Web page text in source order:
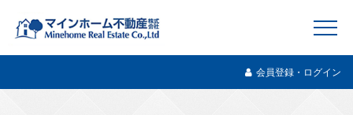
会員登録・ログイン